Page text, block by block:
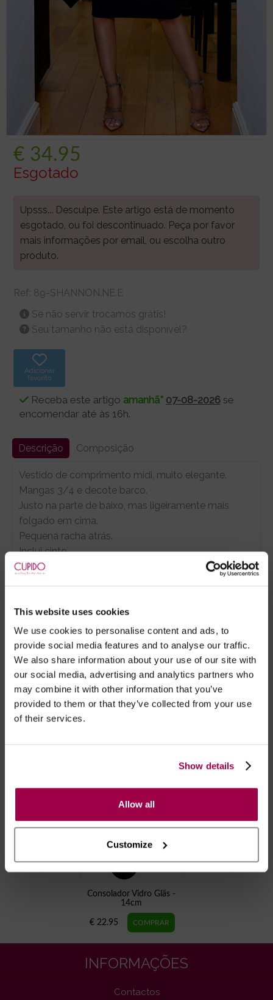
This website uses cookies
We use cookies to personalise content and ads, to
provide social media features and to analyse our traffic.
We also share information about your use of our site with
our social media, advertising and analytics partners who
may combine it with other information that you’ve
provided to them or that they’ve collected from your use
of their services.
Show details
Allow all
Customize
€ 34.95
Esgotado
Upsss... Desculpe. Este artigo está de momento
esgotado, ou foi descontinuado. Peça por favor
mais informações por email, ou escolha outro
produto.
Ref: 89-SHANNON.NE.E
Se não servir, trocamos grátis!
Seu tamanho não está disponível?
Adicionar
favorito
Receba este artigo amanhã* 07-08-2026 se
encomendar até às 16h.
Descrição Composição
Vestido de comprimento midi, muito elegante.
Mangas 3/4 e decote barco.
Justo na parte de baixo, mas ligeiramente mais
folgado em cima.
Pequena racha atrás.
Inclui cinto.
- *Entrega em 24 horas para pedidos antes das 16:00 h.
horas, dias úteis. Portugal e Espanha Continental para
artigos em stock. Portes gratis depende do país de envio.
Possibilidade de atraso em épocas festivas.
RECOMENDAMOS
Consolador Vidro Gläs -
14cm
€ 22.95
INFORMAÇÕES
Contactos